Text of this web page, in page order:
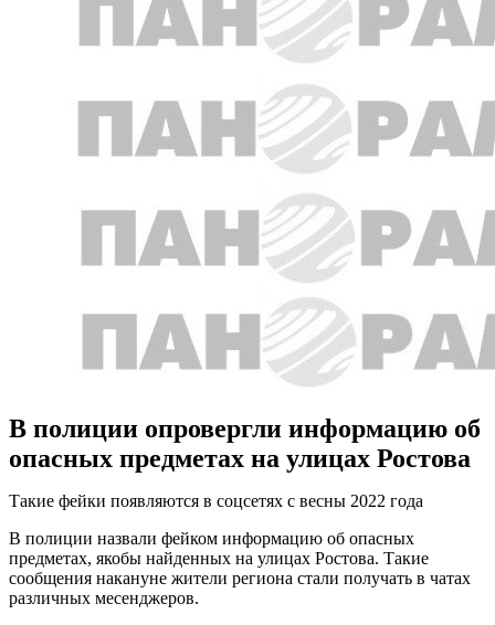
В полиции опровергли информацию об
опасных предметах на улицах Ростова
Такие фейки появляются в соцсетях с весны 2022 года
В полиции назвали фейком информацию об опасных
предметах, якобы найденных на улицах Ростова. Такие
сообщения накануне жители региона стали получать в чатах
различных месенджеров.